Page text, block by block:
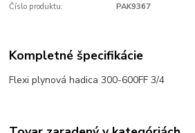
Číslo produktu: PAK9367
Kompletné špecifikácie
Flexi plynová hadica 300-600FF 3/4